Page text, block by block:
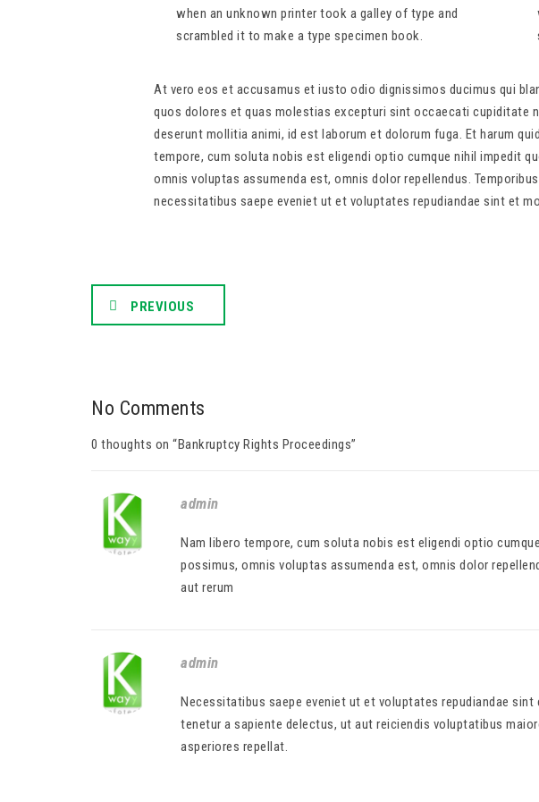
when an unknown printer took a galley of type and
scrambled it to make a type specimen book.
At vero eos et accusamus et iusto odio dignissimos ducimus qui
quos dolores et quas molestias excepturi sint occaecati cupiditate
deserunt mollitia animi, id est laborum et dolorum fuga. Et harum
tempore, cum soluta nobis est eligendi optio cumque nihil impedit
omnis voluptas assumenda est, omnis dolor repellendus.
necessitatibus saepe eveniet ut et voluptates repudiandae sint et
PREVIOUS
No Comments
0 thoughts on “Bankruptcy Rights Proceedings”
admin
Nam libero tempore, cum soluta nobis est eligendi optio
possimus, omnis voluptas assumenda est, omnis dolor
aut rerum
admin
Necessitatibus saepe eveniet ut et voluptates repudiandae
tenetur a sapiente delectus, ut aut reiciendis voluptatibus
asperiores repellat.